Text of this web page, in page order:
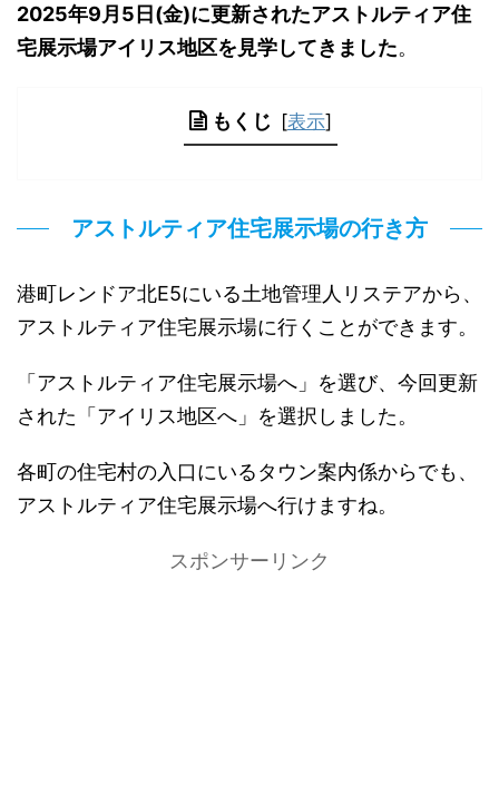
2025年9月5日(金)に更新されたアストルティア住
宅展示場アイリス地区を見学してきました。
もくじ [表示]
アストルティア住宅展示場の行き方
港町レンドア北E5にいる土地管理人リステアから、
アストルティア住宅展示場に行くことができます。
「アストルティア住宅展示場へ」を選び、今回更新
された「アイリス地区へ」を選択しました。
各町の住宅村の入口にいるタウン案内係からでも、
アストルティア住宅展示場へ行けますね。
スポンサーリンク